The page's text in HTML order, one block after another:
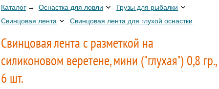
Каталог → Оснастка для ловли
Грузы для рыбалки
Свинцовая лента
Свинцовая лента для глухой оснастки
Свинцовая лента c разметкой на
силиконовом веретене, мини ("глухая") 0,8 гр.,
6 шт.